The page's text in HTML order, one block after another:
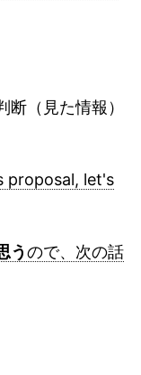
（見た情報）
proposal, let's
うので、次の話